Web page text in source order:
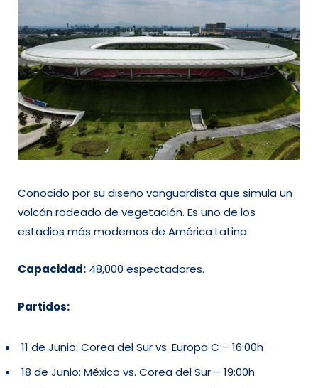
Conocido por su diseño vanguardista que simula un
volcán rodeado de vegetación. Es uno de los
estadios más modernos de América Latina.
Capacidad: 48,000 espectadores.
Partidos:
11 de Junio: Corea del Sur vs. Europa C – 16:00h
18 de Junio: México vs. Corea del Sur – 19:00h